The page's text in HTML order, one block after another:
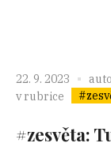
22. 9. 2023
v rubrice
#zesvěta: